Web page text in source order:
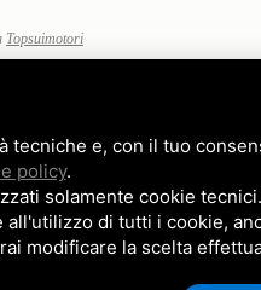
Topsuimotori
e, con il tuo
policy.
solamente cookie
di tutti i cookie,
modificare la scelta